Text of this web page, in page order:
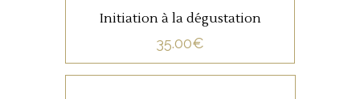
Initiation à la dégustation
35.00€